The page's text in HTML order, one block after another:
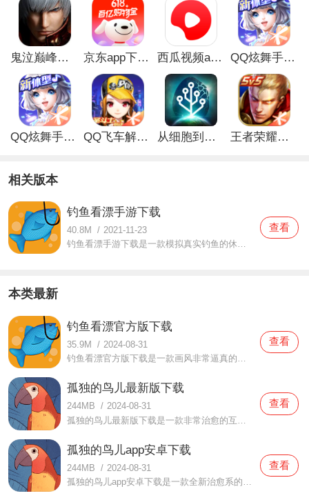
鬼泣巅峰之战最新破解版 京东app下载安装 西瓜视频app安卓版 QQ炫舞手游破解版
QQ炫舞手游解锁版 QQ飞车解锁版无限钻石最新版 从细胞到奇点手游 王者荣耀无限点券解锁版
相关版本
钓鱼看漂手游下载
40.8M / 2021-11-23
钓鱼看漂手游下载是一款模拟真实钓鱼的休闲游戏。在这款钓鱼看漂手游下载中比较考验玩家们的耐心，在这里面你需要静静的等待鱼儿上钩，这是一个非常漫长的过程，不过这也是一个享受钓鱼的过程哦。喜欢钓鱼的小伙伴们都可以来看看该游戏，这里面采用了非常逼真的场景和体验
查看
本类最新
钓鱼看漂官方版下载
35.9M / 2024-08-31
查看
孤独的鸟儿最新版下载
244MB / 2024-08-31
查看
孤独的鸟儿app安卓下载
244MB / 2024-08-31
孤独的鸟儿app安卓下载是一款全新治愈系的互动游戏。在这款孤独的鸟儿app安卓下载中可以看到卡通类的画风场景，在游戏中有一只孤独的鸟儿，在这里面你可以和它一起交流，每一个人的人生历练都是不一样的，有苦有甜，什么故事都可以跟鸟儿分享，它也会回应你的哦。想要体验的
查看